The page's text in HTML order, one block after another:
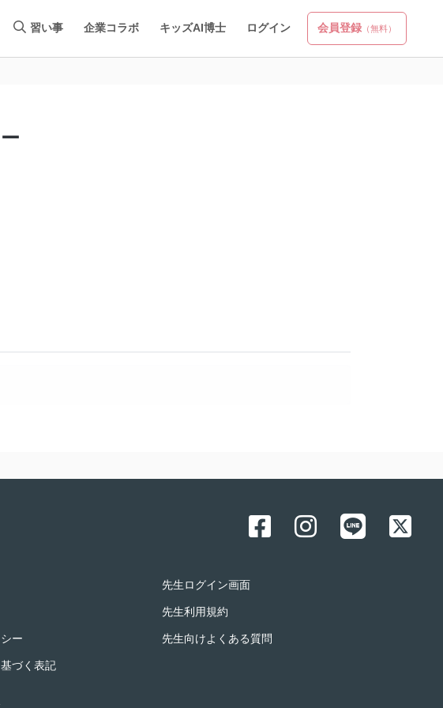
習い事 企業コラボ キッズAI博士 ログイン 会員登録（無料）
ー
づく表記
先生ログイン画面
先生利用規約
先生向けよくある質問